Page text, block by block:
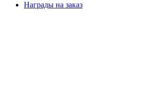
Награды на заказ